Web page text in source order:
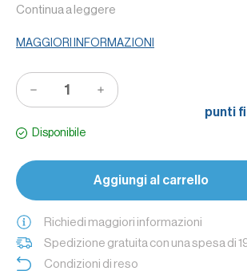
raggiungere la giusta consistenza.
senza glutine, dolci e salate.
Suggerimenti: per addensare salse, sughi e
aggiungerla a fine cottura dopo averla sciolta
(oppure brodo o latte).
Continua a leggere
MAGGIORI INFORMAZIONI
punti
Disponibile
Aggiungi al carrello
Richiedi maggiori informazioni
Spedizione gratuita con una spesa di
Condizioni di reso